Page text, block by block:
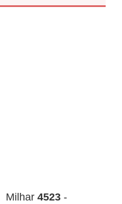
Milhar 4523 -